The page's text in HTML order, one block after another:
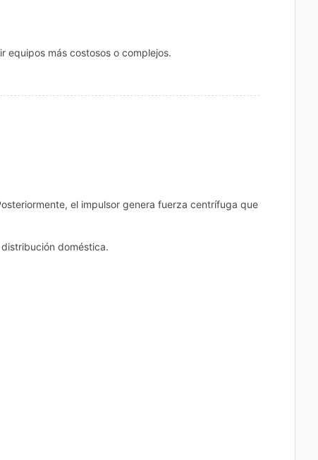
equipos más costosos o complejos.
el impulsor genera fuerza centrífuga que
doméstica.